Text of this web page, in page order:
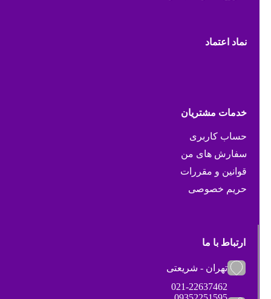
نماد اعتماد
خدمات مشتریان
حساب کاربری
سفارش های من
قوانین و مقررات
حریم خصوصی
ارتباط با ما
تهران - شریعتی
021-22637462